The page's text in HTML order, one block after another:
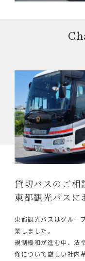
貸切バスのご相
東都観光バスに
東都観光バスはグルー
業しました。
規制緩和が進む中、法
修について厳しい社内